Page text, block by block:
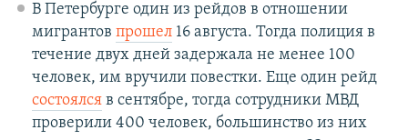
В Петербурге один из рейдов в отношении
мигрантов прошел16 августа. Тогда полиция в
течение двух дней задержала не менее 100
человек, им вручили повестки. Еще один рейд
состоялсяв сентябре, тогда сотрудники МВД
проверили 400 человек, большинство из них